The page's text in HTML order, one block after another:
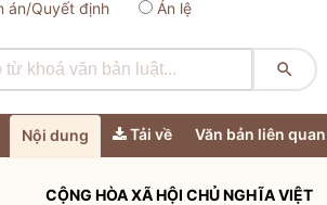
án/Quyết định Án lệ

Nội dung Tải về Văn bản liên quan
CỘNG HÒA XÃ HỘI CHỦ NGHĨA VIỆT